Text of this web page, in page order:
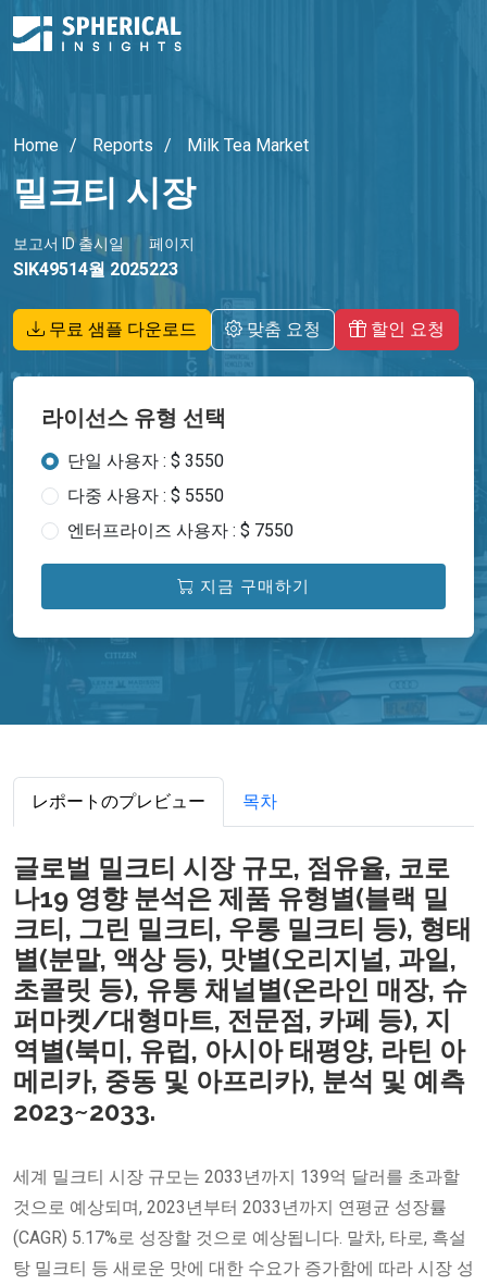
Home Reports Milk Tea Market
밀크티 시장
보고서 ID
SIK4951
출시일
4월 2025
페이지
223
무료 샘플 다운로드 맞춤 요청 할인 요청
라이선스 유형 선택
단일 사용자 : $ 3550
다중 사용자 : $ 5550
엔터프라이즈 사용자 : $ 7550
지금 구매하기
レポートのプレビュー 목차
글로벌 밀크티 시장 규모, 점유율, 코로
나19 영향 분석은 제품 유형별(블랙 밀
크티, 그린 밀크티, 우롱 밀크티 등), 형태
별(분말, 액상 등), 맛별(오리지널, 과일,
초콜릿 등), 유통 채널별(온라인 매장, 슈
퍼마켓/대형마트, 전문점, 카페 등), 지
역별(북미, 유럽, 아시아 태평양, 라틴 아
메리카, 중동 및 아프리카), 분석 및 예측
2023~2033.
세계 밀크티 시장 규모는 2033년까지 139억 달러를 초과할
것으로 예상되며, 2023년부터 2033년까지 연평균 성장률
(CAGR) 5.17%로 성장할 것으로 예상됩니다. 말차, 타로, 흑설
탕 밀크티 등 새로운 맛에 대한 수요가 증가함에 따라 시장 성